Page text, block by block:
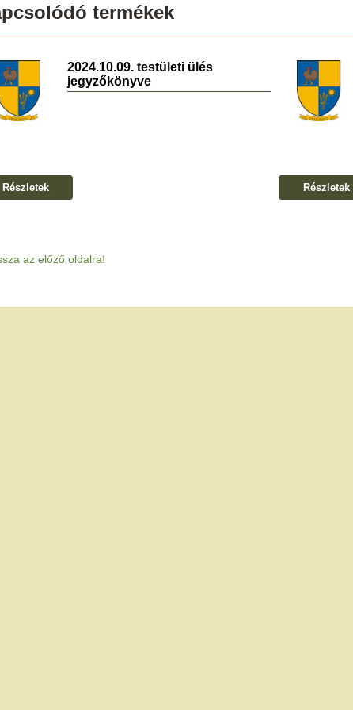
termékek
2024.10.09. testületi ülés
jegyzőkönyve
Részletek Részletek
az előző oldalra!